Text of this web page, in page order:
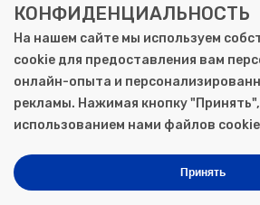
Саратов, ул. Осипова, 10А
+7 (8452) 72-65-65
gemera@moya-kniga.ru
Моя книга | Сеть книжных магазинов в
КОНФИДЕНЦИАЛЬНОСТЬ
На нашем сайте мы используем
cookie для предоставления вам
онлайн-опыта и
рекламы. Нажимая кнопку
использованием нами файлов
Принять